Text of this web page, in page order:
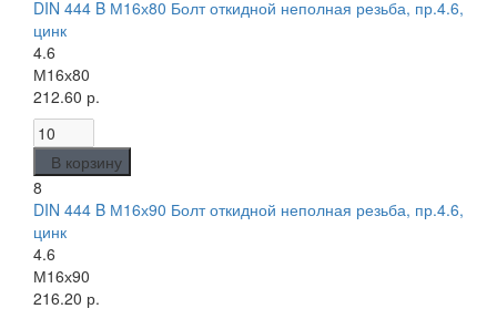
DIN 444 B М16х80 Болт откидной неполная резьба, пр.4.6,
цинк
4.6
М16х80
212.60 р.
В корзину
8
DIN 444 B М16х90 Болт откидной неполная резьба, пр.4.6,
цинк
4.6
М16х90
216.20 р.